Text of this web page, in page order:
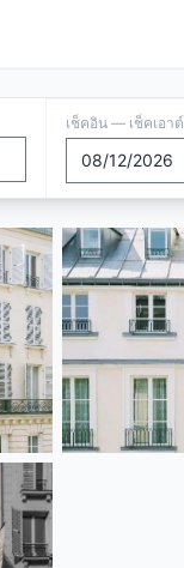
เช็คอิน — เช็คเอาต์